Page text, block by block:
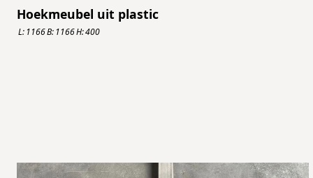
Hoekmeubel uit plastic
L: 1166B: 1166H:400